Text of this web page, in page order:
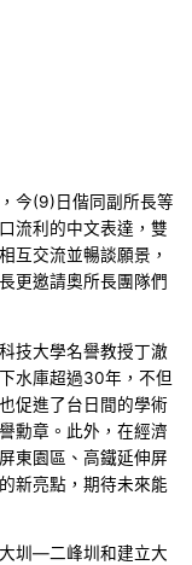
今(9)日偕同副所長等
流利的中文表達，雙
互交流並暢談願景，
更邀請奧所長團隊們
技大學名譽教授丁澈
水庫超過30年，不但
促進了台日間的學術
勳章。此外，在經濟
東園區、高鐵延伸屏
新亮點，期待未來能
圳—二峰圳和建立大